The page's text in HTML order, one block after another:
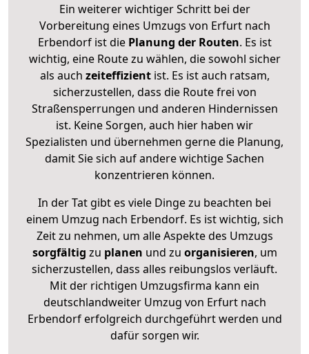
Ein weiterer wichtiger Schritt bei der
Vorbereitung eines Umzugs von Erfurt nach
Erbendorf ist diePlanung der Routen. Es ist
wichtig, eine Route zu wählen, die sowohl sicher
als auch zeiteffizientist. Es ist auch ratsam,
sicherzustellen, dass die Route frei von
Straßensperrungen und anderen Hindernissen
ist. Keine Sorgen, auch hier haben wir
Spezialisten und übernehmen gerne die Planung,
damit Sie sich auf andere wichtige Sachen
konzentrieren können.
In der Tat gibt es viele Dinge zu beachten bei
einem Umzug nach Erbendorf. Es ist wichtig, sich
Zeit zu nehmen, um alle Aspekte des Umzugs
sorgfältig zu planen und zu organisieren, um
sicherzustellen, dass alles reibungslos verläuft.
Mit der richtigen Umzugsfirma kann ein
deutschlandweiter Umzug von Erfurt nach
Erbendorf erfolgreich durchgeführt werden und
dafür sorgen wir.